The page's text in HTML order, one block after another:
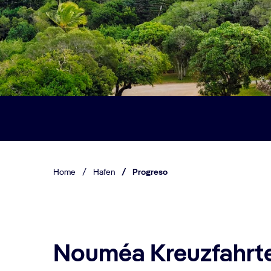
Home / Hafen / Progreso
Nouméa